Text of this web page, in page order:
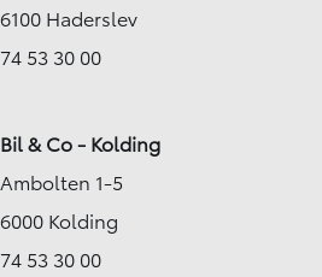
6100 Haderslev
74 53 30 00
Bil & Co - Kolding
Ambolten 1-5
6000 Kolding
74 53 30 00